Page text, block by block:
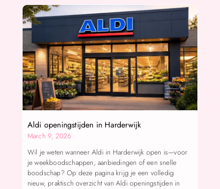
Aldi openingstijden in Harderwijk
March 9, 2026
Wil je weten wanneer Aldi in Harderwijk open is—voor
je weekboodschappen, aanbiedingen of een snelle
boodschap? Op deze pagina krijg je een volledig
nieuw, praktisch overzicht van Aldi openingstijden in